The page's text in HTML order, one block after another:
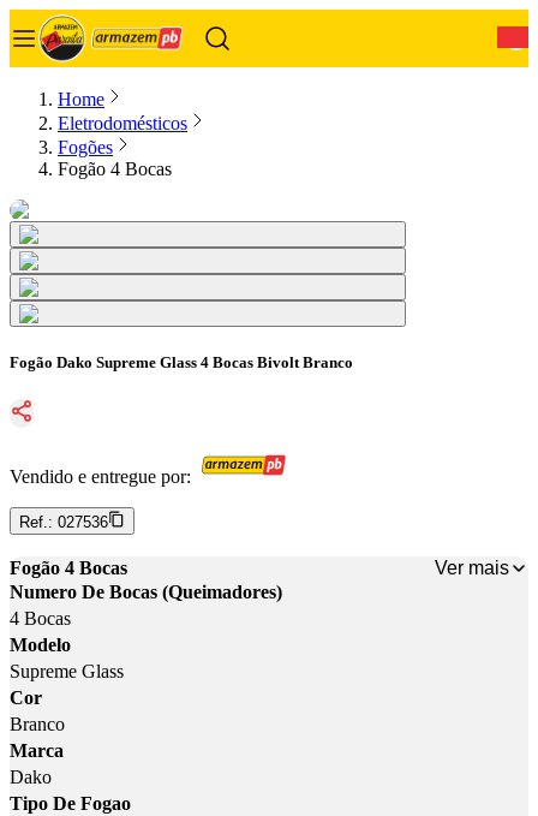
Home
Eletrodomésticos
Fogões
Fogão 4 Bocas
Fogão Dako Supreme Glass 4 Bocas Bivolt Branco
Vendido e entregue por:
Ref.: 027536
Fogão 4 Bocas
Ver mais
Numero De Bocas (Queimadores)
4 Bocas
Modelo
Supreme Glass
Cor
Branco
Marca
Dako
Tipo De Fogao